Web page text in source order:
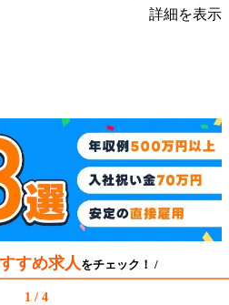
詳細を表示
すめ求人をチェック！ /
1 / 4